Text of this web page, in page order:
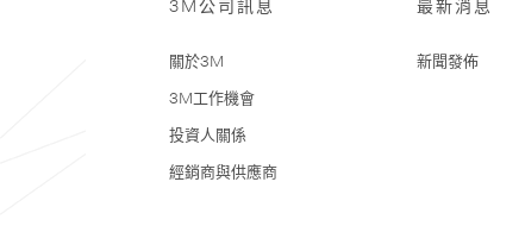
3M公司訊息
關於3M
3M工作機會
投資人關係
經銷商與供應商
最新消息
新聞發佈